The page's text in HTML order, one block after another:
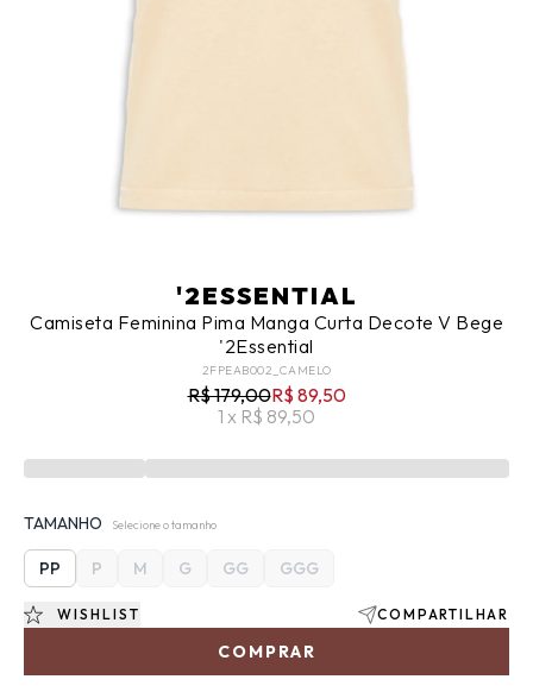
'2ESSENTIAL
Camiseta Feminina Pima Manga Curta Decote V Bege
'2Essential
2FPEAB002_CAMELO
R$ 179,00R$ 89,50
1 x R$ 89,50
TAMANHO Selecione o tamanho
PP P M G GG GGG
COMPRAR
WISHLIST COMPARTILHAR